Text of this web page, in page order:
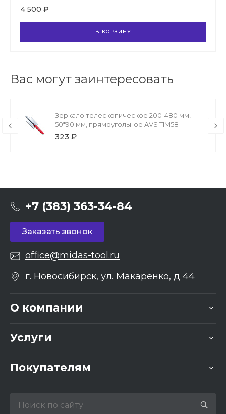
4 500 ₽
В КОРЗИНУ
Вас могут заинтересовать
Зеркало телескопическое 200-480 мм,
50*90 мм, прямоугольное AVS TIM58
323 ₽
+7 (383) 363-34-84
Заказать звонок
office@midas-tool.ru
г. Новосибирск, ул. Макаренко, д 44
О компании
Услуги
Покупателям